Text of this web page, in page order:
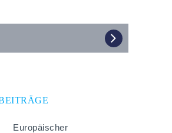
Europäischer